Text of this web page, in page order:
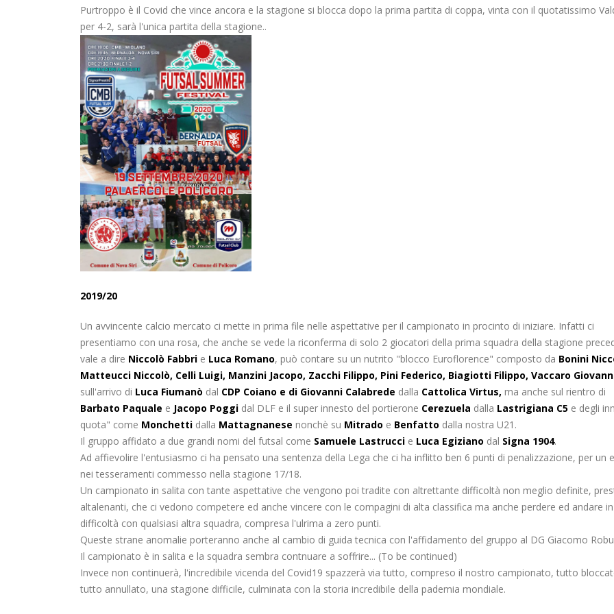
Purtroppo è il Covid che vince ancora e la stagione si blocca dopo la prima partita di coppa, vinta con il quotatissimo
per 4-2, sarà l'unica partita della stagione..
2019/20
Un avvincente calcio mercato ci mette in prima file nelle aspettative per il campionato in procinto di iniziare. Infatti ci
presentiamo con una rosa, che anche se vede la riconferma di solo 2 giocatori della prima squadra della stagione
vale a dire Niccolò Fabbri e Luca Romano, può contare su un nutrito "blocco Euroflorence" composto da Bonini
Matteucci Niccolò, Celli Luigi, Manzini Jacopo, Zacchi Filippo, Pini Federico, Biagiotti Filippo, Vaccaro
sull'arrivo di Luca Fiumanò dal CDP Coiano e di Giovanni Calabrede dalla Cattolica Virtus, ma anche sul rientro di
Barbato Paquale e Jacopo Poggi dal DLF e il super innesto del portierone Cerezuela dalla Lastrigiana C5 e degli
quota" come Monchetti dalla Mattagnanese nonchè su Mitrado e Benfatto dalla nostra U21.
Il gruppo affidato a due grandi nomi del futsal come Samuele Lastrucci e Luca Egiziano dal Signa 1904.
Ad affievolire l'entusiasmo ci ha pensato una sentenza della Lega che ci ha inflitto ben 6 punti di penalizzazione, per un
nei tesseramenti commesso nella stagione 17/18.
Un campionato in salita con tante aspettative che vengono poi tradite con altrettante difficoltà non meglio definite,
altalenanti, che ci vedono competere ed anche vincere con le compagini di alta classifica ma anche perdere ed andare in
difficoltà con qualsiasi altra squadra, compresa l'ulrima a zero punti.
Queste strane anomalie porteranno anche al cambio di guida tecnica con l'affidamento del gruppo al DG Giacomo
Il campionato è in salita e la squadra sembra contnuare a soffrire... (To be continued)
Invece non continuerà, l'incredibile vicenda del Covid19 spazzerà via tutto, compreso il nostro campionato, tutto
tutto annullato, una stagione difficile, culminata con la storia incredibile della pademia mondiale.